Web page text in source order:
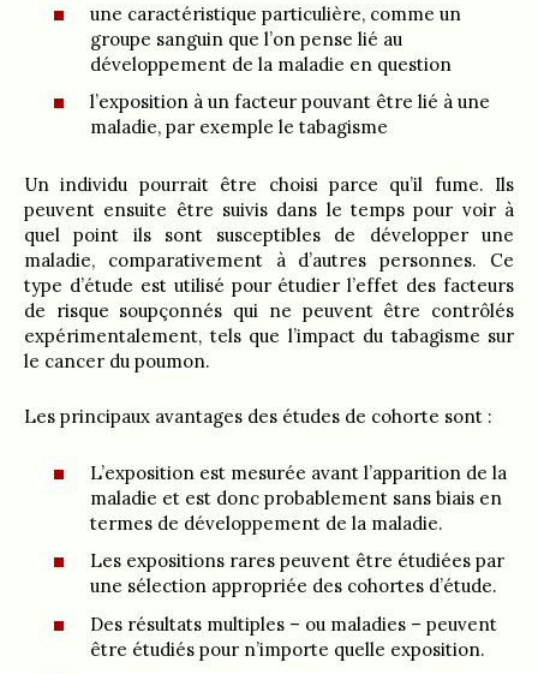
une caractéristique particulière, comme un
groupe sanguin que l’on pense lié au
développement de la maladie en question
l’exposition à un facteur pouvant être lié à une
maladie, par exemple le tabagisme
Un individu pourrait être choisi parce qu’il fume. Ils
peuvent ensuite être suivis dans le temps pour voir à
quel point ils sont susceptibles de développer une
maladie, comparativement à d’autres personnes. Ce
type d’étude est utilisé pour étudier l’effet des facteurs
de risque soupçonnés qui ne peuvent être contrôlés
expérimentalement, tels que l’impact du tabagisme sur
le cancer du poumon.
Les principaux avantages des études de cohorte sont :
L’exposition est mesurée avant l’apparition de la
maladie et est donc probablement sans biais en
termes de développement de la maladie.
Les expositions rares peuvent être étudiées par
une sélection appropriée des cohortes d’étude.
Des résultats multiples – ou maladies – peuvent
être étudiés pour n’importe quelle exposition.